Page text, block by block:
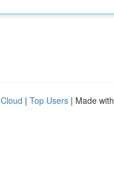
| Top Users | Made with